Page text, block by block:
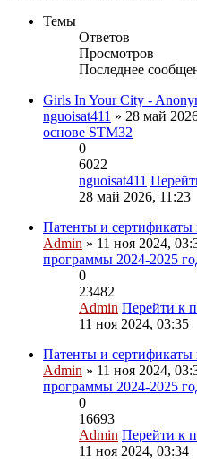
Темы
Ответов
Просмотров
Последнее
Girls In Your City -
nguoisat411 » 28 май
основе STM32
0
6022
nguoisat411
28 май 2026, 11:23
Патенты и
Admin » 11 ноя 2024,
программы 2024-2025
0
23482
Admin Перейти к
11 ноя 2024, 03:35
Патенты и сертификаты
Admin » 11 ноя 2024,
программы 2024-2025
0
16693
Admin Перейти к
11 ноя 2024, 03:34